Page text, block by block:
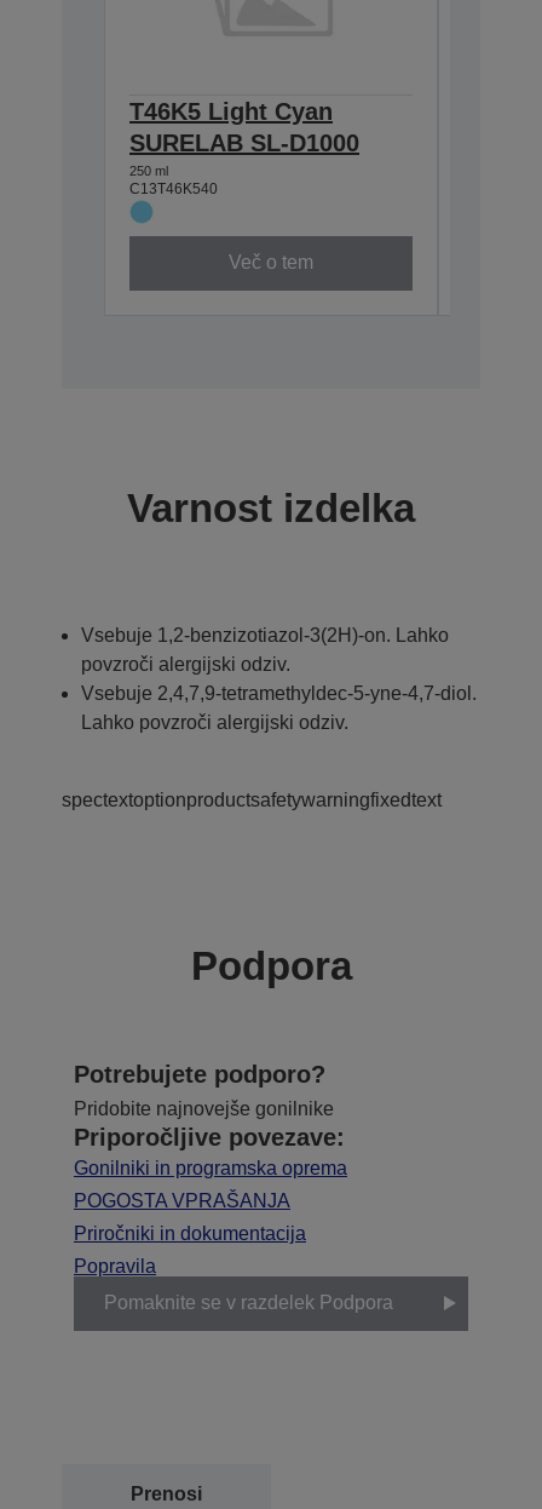
T46K5 Light Cyan
SURELAB SL-D1000
250 ml
C13T46K540
Več o tem
Varnost izdelka
Vsebuje 1,2-benzizotiazol-3(2H)-on. Lahko
povzroči alergijski odziv.
Vsebuje 2,4,7,9-tetramethyldec-5-yne-4,7-diol.
Lahko povzroči alergijski odziv.
spectextoptionproductsafetywarningfixedtext
Podpora
Potrebujete podporo?
Pridobite najnovejše gonilnike
Priporočljive povezave:
Gonilniki in programska oprema
POGOSTA VPRAŠANJA
Priročniki in dokumentacija
Popravila
Pomaknite se v razdelek Podpora
Prenosi